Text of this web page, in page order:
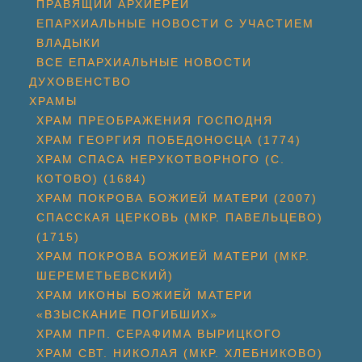
ПРАВЯЩИЙ АРХИЕРЕЙ
ЕПАРХИАЛЬНЫЕ НОВОСТИ С УЧАСТИЕМ
ВЛАДЫКИ
ВСЕ ЕПАРХИАЛЬНЫЕ НОВОСТИ
ДУХОВЕНСТВО
ХРАМЫ
ХРАМ ПРЕОБРАЖЕНИЯ ГОСПОДНЯ
ХРАМ ГЕОРГИЯ ПОБЕДОНОСЦА (1774)
ХРАМ СПАСА НЕРУКОТВОРНОГО (С.
КОТОВО) (1684)
ХРАМ ПОКРОВА БОЖИЕЙ МАТЕРИ (2007)
СПАССКАЯ ЦЕРКОВЬ (МКР. ПАВЕЛЬЦЕВО)
(1715)
ХРАМ ПОКРОВА БОЖИЕЙ МАТЕРИ (МКР.
ШЕРЕМЕТЬЕВСКИЙ)
ХРАМ ИКОНЫ БОЖИЕЙ МАТЕРИ
«ВЗЫСКАНИЕ ПОГИБШИХ»
ХРАМ ПРП. СЕРАФИМА ВЫРИЦКОГО
ХРАМ СВТ. НИКОЛАЯ (МКР. ХЛЕБНИКОВО)